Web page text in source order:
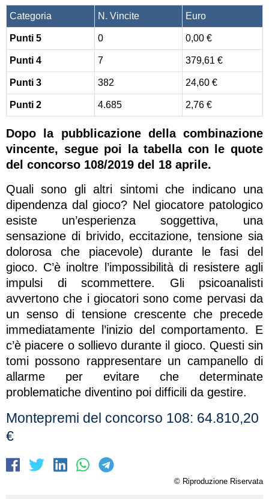
Categoria N. Vincite Euro
Punti 5 0 0,00 €
Punti 4 7 379,61 €
Punti 3 382 24,60 €
Punti 2 4.685 2,76 €
Dopo la pubblicazione della combinazione
vincente, segue poi la tabella con le quote
del concorso 108/2019 del 18 aprile.
Quali sono gli altri sintomi che indicano una
dipendenza dal gioco? Nel giocatore patologico
esiste un’esperienza soggettiva, una
sensazione di brivido, eccitazione, tensione sia
dolorosa che piacevole) durante le fasi del
gioco. C’è inoltre l’impossibilità di resistere agli
impulsi di scommettere. Gli psicoanalisti
avvertono che i giocatori sono come pervasi da
un senso di tensione crescente che precede
immediatamente l’inizio del comportamento. E
c’è piacere o sollievo durante il gioco. Questi sin
tomi possono rappresentare un campanello di
allarme per evitare che determinate
problematiche diventino poi difficili da gestire.
Montepremi del concorso 108: 64.810,20
€
© Riproduzione Riservata